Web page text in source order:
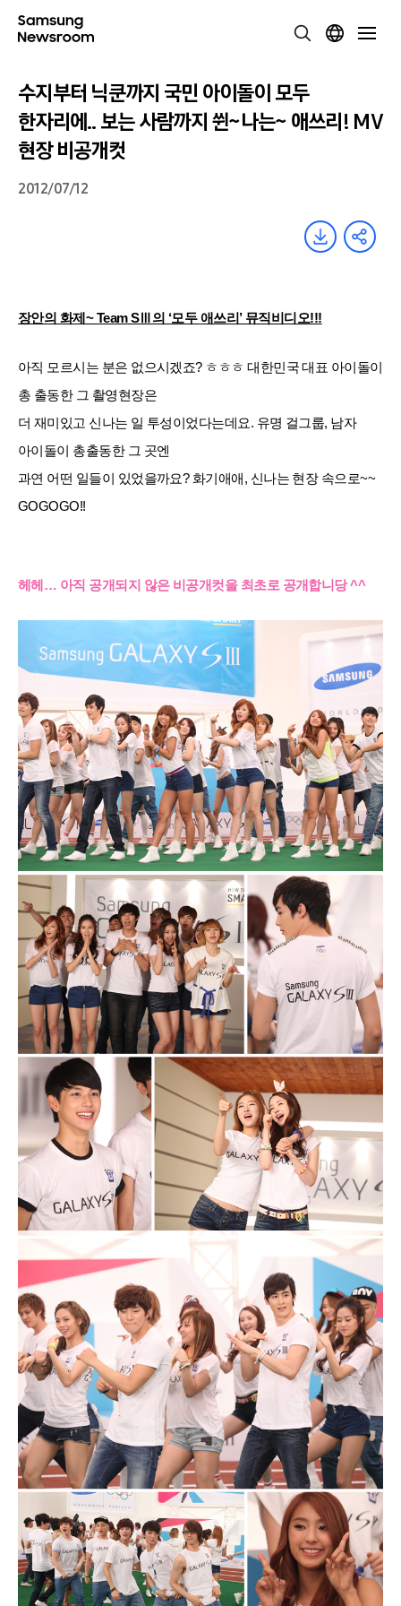
수지부터 닉쿤까지 국민 아이돌이 모두
한자리에.. 보는 사람까지 쒼~나는~ 애쓰리! MV
현장 비공개컷
2012/07/12
장안의 화제~ Team SⅢ 의 ‘모두애쓰리’ 뮤직비디오!!!
아직 모르시는 분은 없으시겠죠? ㅎㅎㅎ 대한민국 대표 아이돌이
총 출동한 그 촬영현장은
더 재미있고 신나는 일 투성이었다는데요. 유명 걸그룹, 남자
아이돌이 총출동한 그 곳엔
과연 어떤 일들이 있었을까요? 화기애애, 신나는 현장 속으로~~
GOGOGO!!
헤헤… 아직 공개되지 않은 비공개컷을 최초로 공개합니당 ^^